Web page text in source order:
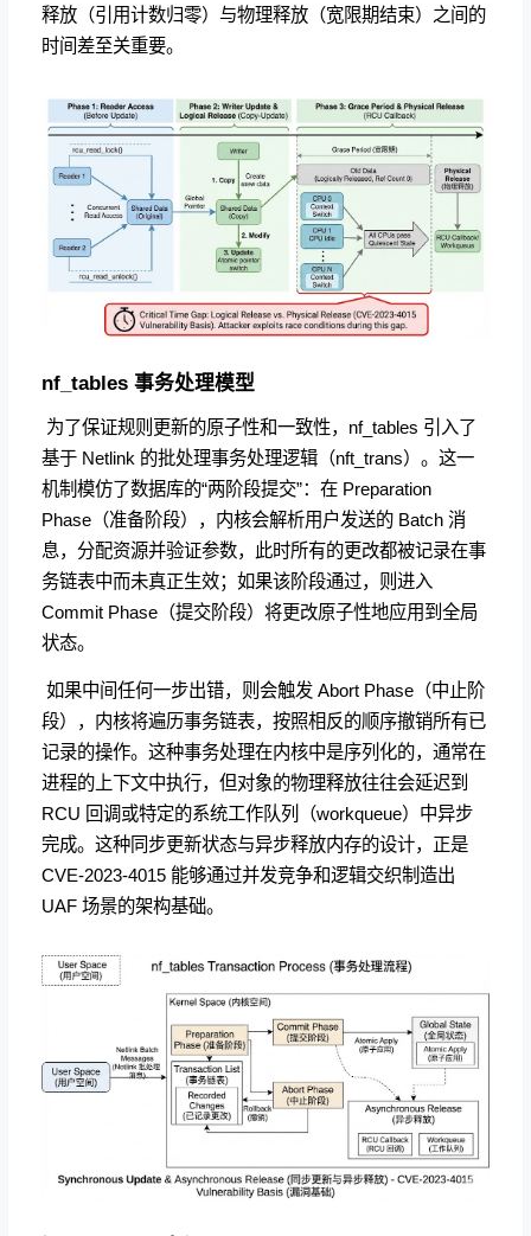
释放（引用计数归零）与物理释放（宽限期结束）之间的
时间差至关重要。
nf_tables 事务处理模型
​ 为了保证规则更新的原子性和一致性，nf_tables 引入了
基于 Netlink 的批处理事务处理逻辑（nft_trans）。这一
机制模仿了数据库的“两阶段提交”：在 Preparation
Phase（准备阶段），内核会解析用户发送的 Batch 消
息，分配资源并验证参数，此时所有的更改都被记录在事
务链表中而未真正生效；如果该阶段通过，则进入
Commit Phase（提交阶段）将更改原子性地应用到全局
状态。
​ 如果中间任何一步出错，则会触发 Abort Phase（中止阶
段），内核将遍历事务链表，按照相反的顺序撤销所有已
记录的操作。这种事务处理在内核中是序列化的，通常在
进程的上下文中执行，但对象的物理释放往往会延迟到
RCU 回调或特定的系统工作队列（workqueue）中异步
完成。这种同步更新状态与异步释放内存的设计，正是
CVE-2023-4015 能够通过并发竞争和逻辑交织制造出
UAF 场景的架构基础。